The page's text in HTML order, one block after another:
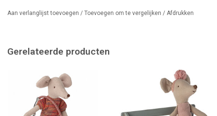
Aan verlanglijst toevoegen / Toevoegen om te vergelijken / Afdrukken
Gerelateerde producten